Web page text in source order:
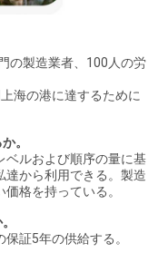
の製造業者、100人の労
海の港に達するために
。
ベルおよび順序の量に基
達から利用できる。製造
格を持っている。
証5年の供給する。